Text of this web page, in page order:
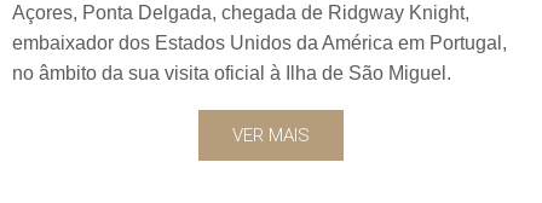
Açores, Ponta Delgada, chegada de Ridgway Knight,
embaixador dos Estados Unidos da América em Portugal,
no âmbito da sua visita oficial à Ilha de São Miguel.
VER MAIS